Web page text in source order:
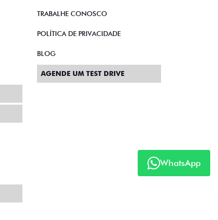
também têm vez. Sem falar no
conforto para você e seus passageiros.
WhatsApp